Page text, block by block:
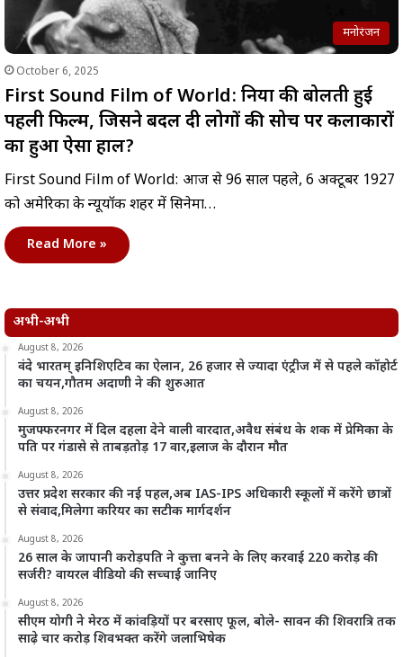
मनोरंजन
October 6, 2025
First Sound Film of World: दुनिया की बोलती हुई
पहली फिल्म, जिसने बदल दी लोगों की सोच पर कलाकारों
का हुआ ऐसा हाल?
First Sound Film of World: आज से 96 साल पहले, 6 अक्टूबर 1927
को अमेरिका के न्यूयॉर्क शहर में सिनेमा…
Read More »
अभी-अभी
August 8, 2026
वंदे भारतम् इनिशिएटिव का ऐलान, 26 हजार से ज्यादा एंट्रीज में से पहले कॉहोर्ट
का चयन,गौतम अदाणी ने की शुरुआत
August 8, 2026
मुजफ्फरनगर में दिल दहला देने वाली वारदात,अवैध संबंध के शक में प्रेमिका के
पति पर गंडासे से ताबड़तोड़ 17 वार,इलाज के दौरान मौत
August 8, 2026
उत्तर प्रदेश सरकार की नई पहल,अब IAS-IPS अधिकारी स्कूलों में करेंगे छात्रों
से संवाद,मिलेगा करियर का सटीक मार्गदर्शन
August 8, 2026
26 साल के जापानी करोड़पति ने कुत्ता बनने के लिए करवाई 220 करोड़ की
सर्जरी? वायरल वीडियो की सच्चाई जानिए
August 8, 2026
सीएम योगी ने मेरठ में कांवड़ियों पर बरसाए फूल, बोले- सावन की शिवरात्रि तक
साढ़े चार करोड़ शिवभक्त करेंगे जलाभिषेक